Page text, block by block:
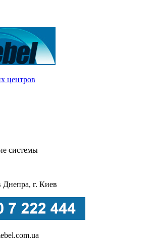
центров
системы
Днепра, г. Киев